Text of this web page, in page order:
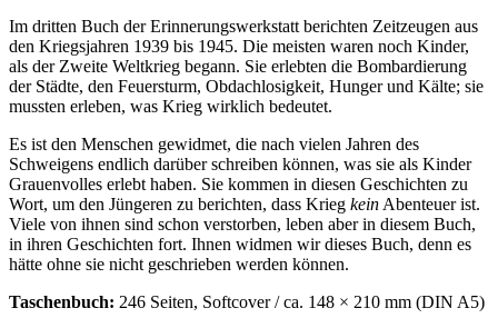
Im dritten Buch der Erinnerungswerkstatt berichten Zeitzeugen aus
den Kriegsjahren 1939 bis 1945. Die meisten waren noch Kinder,
als der Zweite Weltkrieg begann. Sie erlebten die Bombardierung
der Städte, den Feuersturm, Obdachlosigkeit, Hunger und Kälte; sie
mussten erleben, was Krieg wirklich bedeutet.
Es ist den Menschen gewidmet, die nach vielen Jahren des
Schweigens endlich darüber schreiben können, was sie als Kinder
Grauenvolles erlebt haben. Sie kommen in diesen Geschichten zu
Wort, um den Jüngeren zu berichten, dass Krieg kein Abenteuer ist.
Viele von ihnen sind schon verstorben, leben aber in diesem Buch,
in ihren Geschichten fort. Ihnen widmen wir dieses Buch, denn es
hätte ohne sie nicht geschrieben werden können.
Taschenbuch: 246 Seiten, Softcover / ca. 148 × 210 mm (DIN A5)